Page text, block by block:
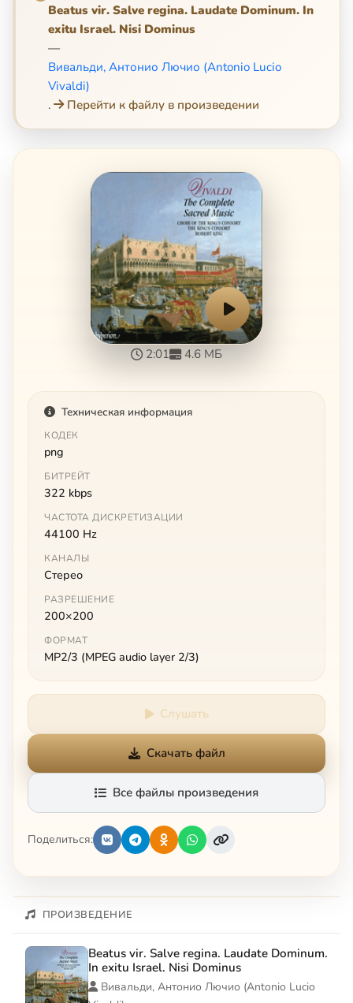
Beatus vir. Salve regina. Laudate Dominum. In
exitu Israel. Nisi Dominus
—
Вивальди, Антонио Лючио (Antonio Lucio
Vivaldi)
.
Перейти к файлу в произведении
2:01 4.6 МБ
Техническая информация
КОДЕК
png
БИТРЕЙТ
322 kbps
ЧАСТОТА ДИСКРЕТИЗАЦИИ
44100 Hz
КАНАЛЫ
Стерео
РАЗРЕШЕНИЕ
200×200
ФОРМАТ
MP2/3 (MPEG audio layer 2/3)
Слушать
Скачать файл
Все файлы произведения
Поделиться:
ПРОИЗВЕДЕНИЕ
Beatus vir. Salve regina. Laudate Dominum.
In exitu Israel. Nisi Dominus
Вивальди, Антонио Лючио (Antonio Lucio